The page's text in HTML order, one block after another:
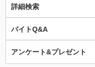
詳細検索
バイトQ&A
アンケート&プレゼント